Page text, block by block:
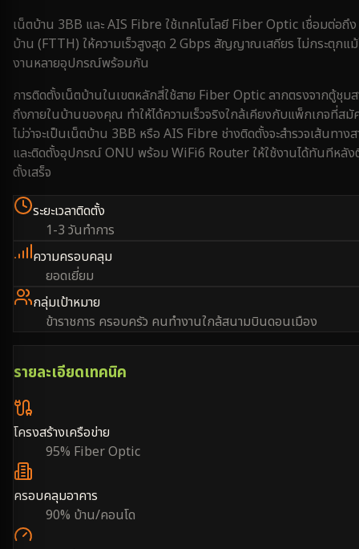
เน็ตบ้าน 3BB และ AIS Fibre ใช้เทคโนโลยี Fiber Optic เชื่อมต่อถึง
บ้าน (FTTH) ให้ความเร็วสูงสุด 2 Gbps สัญญาณเสถียร ไม่กระตุกแ
งานหลายอุปกรณ์พร้อมกัน
การติดตั้งเน็ตบ้านในเขตหลักสี่ใช้สาย Fiber Optic ลากตรงจากตู้ชุม
ถึงภายในบ้านของคุณ ทำให้ได้ความเร็วจริงใกล้เคียงกับแพ็กเกจที่สมั
ไม่ว่าจะเป็นเน็ตบ้าน 3BB หรือ AIS Fibre ช่างติดตั้งจะสำรวจเส้นทาง
และติดตั้งอุปกรณ์ ONU พร้อม WiFi6 Router ให้ใช้งานได้ทันทีหลัง
ตั้งเสร็จ
ระยะเวลาติดตั้ง
1-3 วันทำการ
ความครอบคลุม
ยอดเยี่ยม
กลุ่มเป้าหมาย
ข้าราชการ ครอบครัว คนทำงานใกล้สนามบินดอนเมือง
รายละเอียดเทคนิค
โครงสร้างเครือข่าย
95% Fiber Optic
ครอบคลุมอาคาร
90% บ้าน/คอนโด